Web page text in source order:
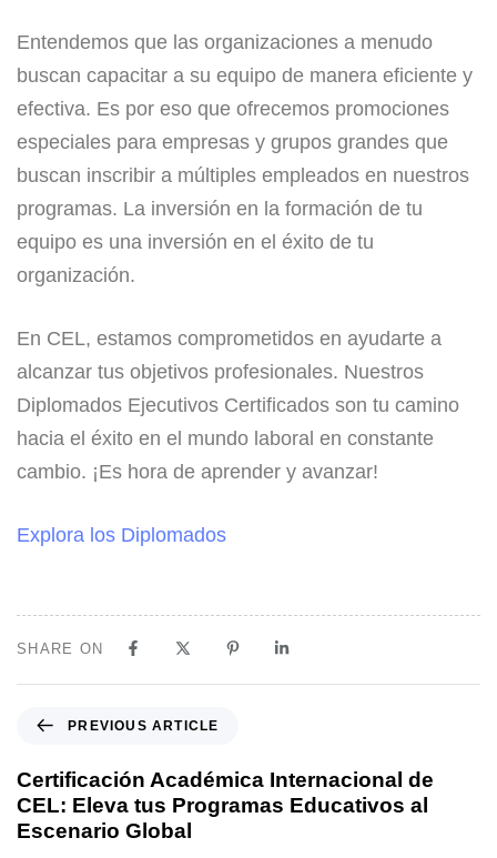
Entendemos que las organizaciones a menudo
buscan capacitar a su equipo de manera eficiente y
efectiva. Es por eso que ofrecemos promociones
especiales para empresas y grupos grandes que
buscan inscribir a múltiples empleados en nuestros
programas. La inversión en la formación de tu
equipo es una inversión en el éxito de tu
organización.
En CEL, estamos comprometidos en ayudarte a
alcanzar tus objetivos profesionales. Nuestros
Diplomados Ejecutivos Certificados son tu camino
hacia el éxito en el mundo laboral en constante
cambio. ¡Es hora de aprender y avanzar!
Explora los Diplomados
SHARE ON
PREVIOUS ARTICLE
Certificación Académica Internacional de
CEL: Eleva tus Programas Educativos al
Escenario Global